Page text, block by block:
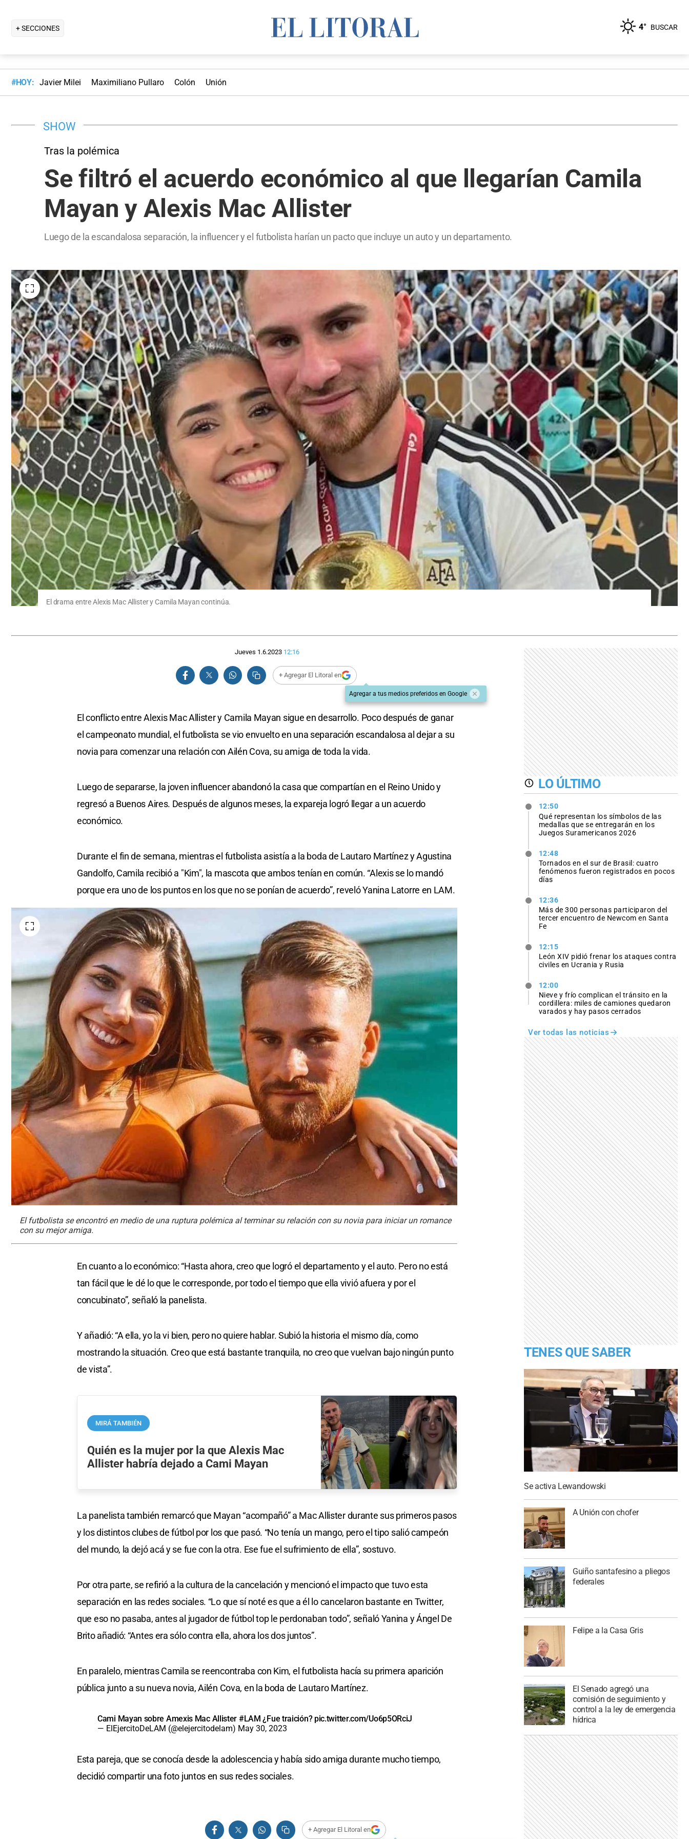
+ SECCIONES 4° BUSCAR
#HOY: Javier Milei Maximiliano Pullaro Colón Unión
SHOW
Tras la polémica
Se filtró el acuerdo económico al que llegarían Camila
Mayan y Alexis Mac Allister
Luego de la escandalosa separación, la influencer y el futbolista harían un pacto que incluye un auto y un departamento.
El drama entre Alexis Mac Allister y Camila Mayan continúa.
Jueves 1.6.2023 12:16
+ Agregar El Litoral en
Agregar a tus medios preferidos en Google
El conflicto entre Alexis Mac Allister y Camila Mayan sigue en desarrollo. Poco después de ganar
el campeonato mundial, el futbolista se vio envuelto en una separación escandalosa al dejar a su
novia para comenzar una relación con Ailén Cova, su amiga de toda la vida.
Luego de separarse, la joven influencer abandonó la casa que compartían en el Reino Unido y
regresó a Buenos Aires. Después de algunos meses, la expareja logró llegar a un acuerdo
económico.
Durante el fin de semana, mientras el futbolista asistía a la boda de Lautaro Martínez y Agustina
Gandolfo, Camila recibió a "Kim", la mascota que ambos tenían en común. “Alexis se lo mandó
porque era uno de los puntos en los que no se ponían de acuerdo”, reveló Yanina Latorre en LAM.
El futbolista se encontró en medio de una ruptura polémica al terminar su relación con su novia para iniciar un romance
con su mejor amiga.
En cuanto a lo económico: “Hasta ahora, creo que logró el departamento y el auto. Pero no está
tan fácil que le dé lo que le corresponde, por todo el tiempo que ella vivió afuera y por el
concubinato”, señaló la panelista.
Y añadió: “A ella, yo la vi bien, pero no quiere hablar. Subió la historia el mismo día, como
mostrando la situación. Creo que está bastante tranquila, no creo que vuelvan bajo ningún punto
de vista”.
MIRÁ TAMBIÉN
Quién es la mujer por la que Alexis Mac
Allister habría dejado a Cami Mayan
La panelista también remarcó que Mayan “acompañó” a Mac Allister durante sus primeros pasos
y los distintos clubes de fútbol por los que pasó. “No tenía un mango, pero el tipo salió campeón
del mundo, la dejó acá y se fue con la otra. Ese fue el sufrimiento de ella”, sostuvo.
Por otra parte, se refirió a la cultura de la cancelación y mencionó el impacto que tuvo esta
separación en las redes sociales. “Lo que sí noté es que a él lo cancelaron bastante en Twitter,
que eso no pasaba, antes al jugador de fútbol top le perdonaban todo”, señaló Yanina y Ángel De
Brito añadió: “Antes era sólo contra ella, ahora los dos juntos”.
En paralelo, mientras Camila se reencontraba con Kim, el futbolista hacía su primera aparición
pública junto a su nueva novia, Ailén Cova, en la boda de Lautaro Martínez.
Cami Mayan sobre Amexis Mac Allister #LAM ¿Fue traición? pic.twitter.com/Uo6p5ORciJ
— ElEjercitoDeLAM (@elejercitodelam) May 30, 2023
Esta pareja, que se conocía desde la adolescencia y había sido amiga durante mucho tiempo,
decidió compartir una foto juntos en sus redes sociales.
+ Agregar El Litoral en
LO ÚLTIMO
12:50
Qué representan los símbolos de las
medallas que se entregarán en los
Juegos Suramericanos 2026
12:48
Tornados en el sur de Brasil: cuatro
fenómenos fueron registrados en pocos
días
12:36
Más de 300 personas participaron del
tercer encuentro de Newcom en Santa
Fe
12:15
León XIV pidió frenar los ataques contra
civiles en Ucrania y Rusia
12:00
Nieve y frío complican el tránsito en la
cordillera: miles de camiones quedaron
varados y hay pasos cerrados
Ver todas las noticias
TENES QUE SABER
Se activa Lewandowski
A Unión con chofer
Guiño santafesino a pliegos
federales
Felipe a la Casa Gris
El Senado agregó una
comisión de seguimiento y
control a la ley de emergencia
hídrica